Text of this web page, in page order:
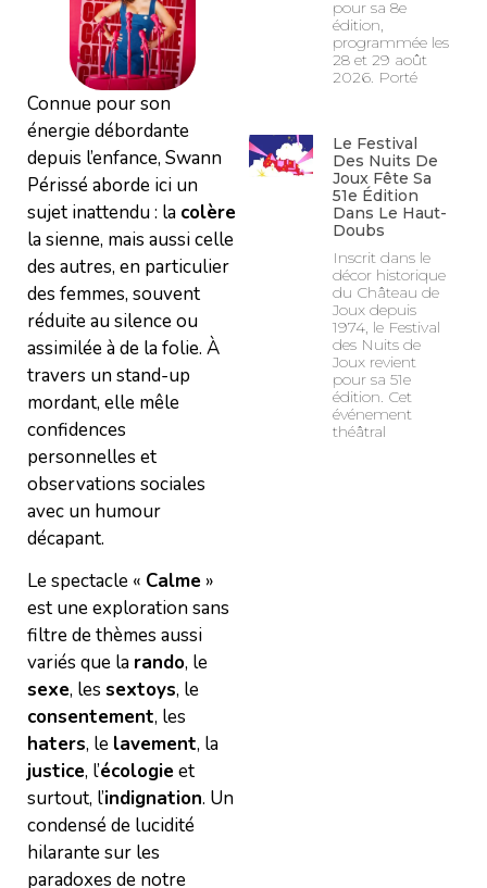
Connue pour son
énergie débordante
depuis l’enfance, Swann
Périssé aborde ici un
sujet inattendu : la colère
la sienne, mais aussi celle
des autres, en particulier
des femmes, souvent
réduite au silence ou
assimilée à de la folie. À
travers un stand-up
mordant, elle mêle
confidences
personnelles et
observations sociales
avec un humour
décapant.
Le spectacle « Calme »
est une exploration sans
filtre de thèmes aussi
variés que la rando, le
sexe, les sextoys, le
consentement, les
haters, le lavement, la
justice, l’écologie et
surtout, l’indignation. Un
condensé de lucidité
hilarante sur les
paradoxes de notre
pour sa 8e
édition,
programmée les
28 et 29 août
2026. Porté
Le Festival
Des Nuits De
Joux Fête Sa
51e Édition
Dans Le Haut-
Doubs
Inscrit dans le
décor historique
du Château de
Joux depuis
1974, le Festival
des Nuits de
Joux revient
pour sa 51e
édition. Cet
événement
théâtral